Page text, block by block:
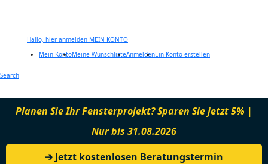
Hallo, hier anmelden MEIN KONTO
Mein KontoMeine WunschlisteAnmeldenEin Konto erstellen
Search
Planen Sie Ihr Fensterprojekt? Sparen Sie jetzt 5% |
Nur bis 31.08.2026
➔ Jetzt kostenlosen Beratungstermin